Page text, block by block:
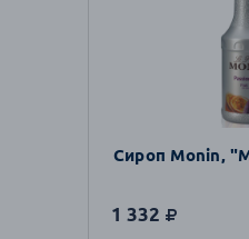
Сироп Monin,
1 332